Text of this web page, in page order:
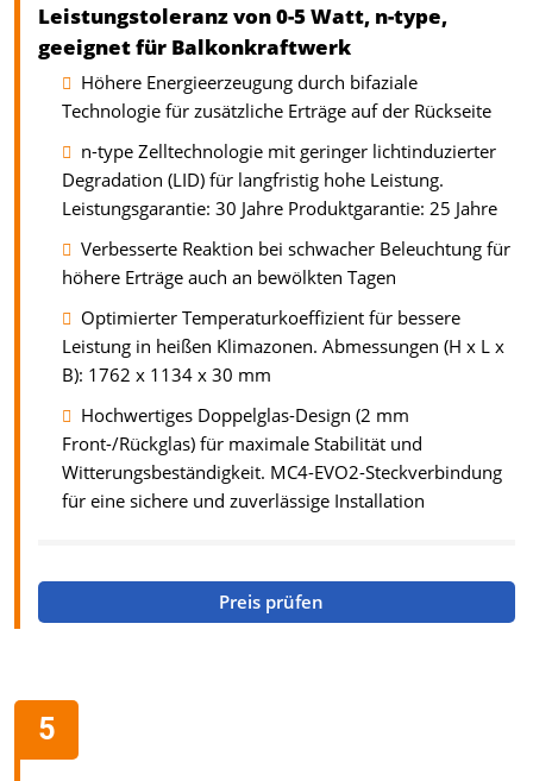
Leistungstoleranz von 0-5 Watt, n-type,
geeignet für Balkonkraftwerk
Höhere Energieerzeugung durch bifaziale
Technologie für zusätzliche Erträge auf der Rückseite
n-type Zelltechnologie mit geringer lichtinduzierter
Degradation (LID) für langfristig hohe Leistung.
Leistungsgarantie: 30 Jahre Produktgarantie: 25 Jahre
Verbesserte Reaktion bei schwacher Beleuchtung für
höhere Erträge auch an bewölkten Tagen
Optimierter Temperaturkoeffizient für bessere
Leistung in heißen Klimazonen. Abmessungen (H x L x
B): 1762 x 1134 x 30 mm
Hochwertiges Doppelglas-Design (2 mm
Front-/Rückglas) für maximale Stabilität und
Witterungsbeständigkeit. MC4-EVO2-Steckverbindung
für eine sichere und zuverlässige Installation
Preis prüfen